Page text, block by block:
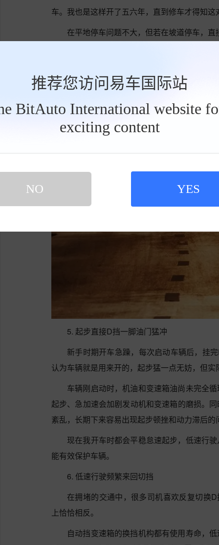
推荐您访问易车国际站
BitAuto International website
exciting content
NO YES
车。我也是这样开了五六年，直到修车才得知
在平地停车问题不大，但若在坡道停车，
现在我牢记正确的停车顺序：车辆停稳→
5. 起步直接D挡一脚油门猛冲
新手时期开车急躁，每次启动车辆后，挂
认为车辆就是用来开的，起步猛一点无妨，但
车辆刚启动时，机油和变速箱油尚未完全
起步、急加速会加剧发动机和变速箱的磨损。
紊乱，长期下来容易出现起步顿挫和动力滞后的
现在我开车时都会平稳怠速起步，低速行
能有效保护车辆。
6. 低速行驶频繁来回切挡
在拥堵的交通中，很多司机喜欢反复切换
上恰恰相反。
自动挡变速箱的换挡机构都有使用寿命，